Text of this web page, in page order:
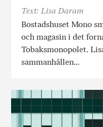
Text: Lisa Daram
Bostadshuset Mono
och magasin i det
Tobaksmonopolet.
sammanhållen…